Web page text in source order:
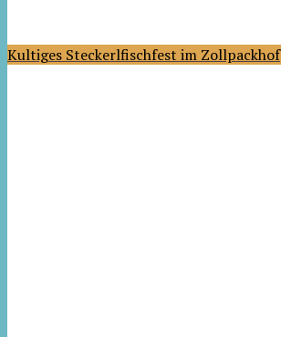
Kultiges Steckerlfischfest im Zollpackhof